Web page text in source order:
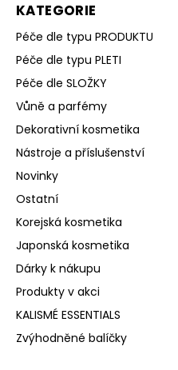
KATEGORIE
Péče dle typu PRODUKTU
Péče dle typu PLETI
Péče dle SLOŽKY
Vůně a parfémy
Dekorativní kosmetika
Nástroje a příslušenství
Novinky
Ostatní
Korejská kosmetika
Japonská kosmetika
Dárky k nákupu
Produkty v akci
KALISMÉ ESSENTIALS
Zvýhodněné balíčky